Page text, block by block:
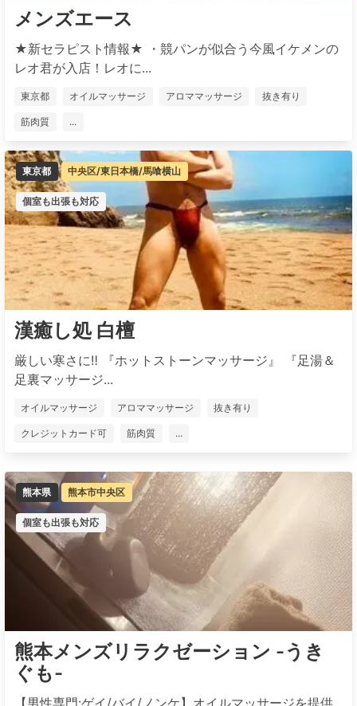
メンズエース
★新セラピスト情報★ ・競パンが似合う今風イケメンの
レオ君が入店！レオに...
東京都 オイルマッサージ アロママッサージ 抜き有り
筋肉質 ...
東京都 中央区/東日本橋/馬喰横山
個室も出張も対応
漢癒し処 白檀
厳しい寒さに‼️ 『ホットストーンマッサージ』 『足湯＆
足裏マッサージ...
オイルマッサージ アロママッサージ 抜き有り
クレジットカード可 筋肉質 ...
熊本県 熊本市中央区
個室も出張も対応
熊本メンズリラクゼーション -うき
ぐも-
【男性専門:ゲイ/バイ/ノンケ】オイルマッサージを提供